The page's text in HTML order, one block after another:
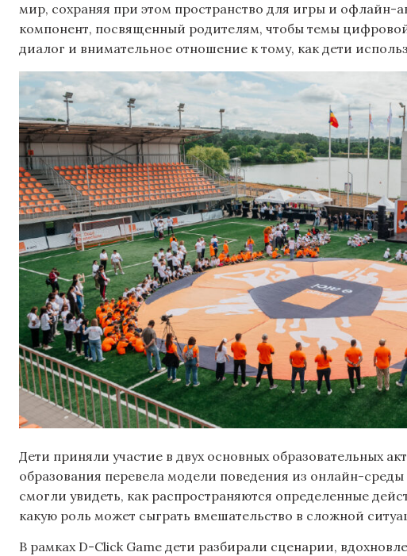
мир, сохраняя при этом пространство для игры и офлайн-
компонент, посвященный родителям, чтобы темы
диалог и внимательное отношение к тому, как дети
Дети приняли участие в двух основных образовательных
образования перевела модели поведения из онлайн-
смогли увидеть, как распространяются определенные
какую роль может сыграть вмешательство в сложной
В рамках D-Click Game дети разбирали сценарии,